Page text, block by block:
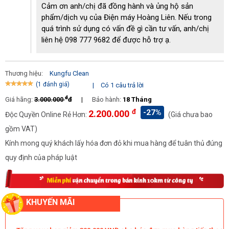
Động cơ vận hành êm ái, không ảnh hưởng đến những người
Bàn hút của Kungfu Clean KF 20 bao gồm 1 bàn hút nước,
1 bàn hút bụi, 1 đầu chổi tròn, 1 đầu hút khe. Mỗi loại bàn
hút thích hợp cho bề mặt, vị trí làm việc khác nhau nên bạn
cần chú ý lắp đúng bàn hút để nâng cao hiệu quả công
việc.
Bánh xe ngay dưới chân sẽ giúp bạn di chuyển Kungfu
Cảm ơn anh/chị đã đồng hành và ủng hộ sản
phẩm/dịch vụ của Điện máy Hoàng Liên. Nếu trong
quá trình sử dụng có vấn đề gì cần tư vấn, anh/chị
liên hệ 098 777 9682 để được hỗ trợ ạ.
Thương hiệu: Kungfu Clean
(1 đánh giá) |
Có 1 câu trả lời
Giá hãng: 3.000.000đđ | Bảo hành: 18 Tháng
Độc Quyền Online Rẻ Hơn: 2.200.000 đ -27%
(Giá chưa bao
gồm VAT)
Kính mong quý khách lấy hóa đơn đỏ khi mua hàng để tuân thủ đúng
quy định của pháp luật
KHUYẾN MÃI